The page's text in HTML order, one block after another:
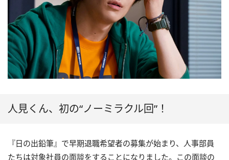
人見くん、初の“ノーミラクル回”！
『日の出鉛筆』で早期退職希望者の募集が始まり、人事部員
たちは対象社員の面談をすることになりました。この面談の